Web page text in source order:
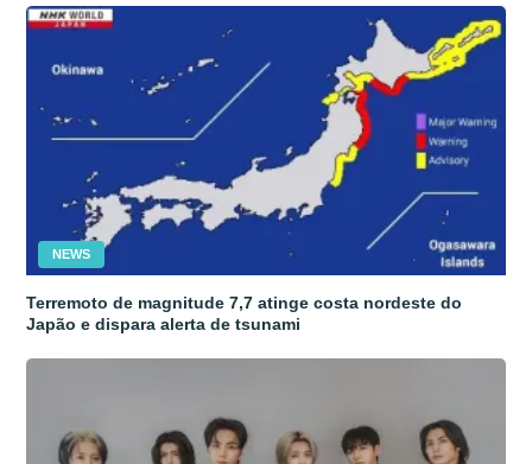
NEWS
Terremoto de magnitude 7,7 atinge costa nordeste do
Japão e dispara alerta de tsunami